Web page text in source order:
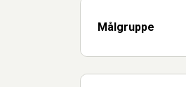
Målgruppe